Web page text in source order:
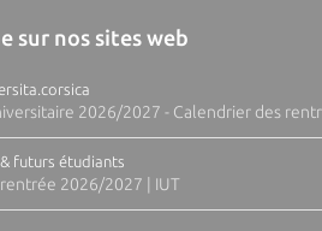
sur nos sites web
2026/2027 - Calendrier des
futurs étudiants
2026/2027 | IUT